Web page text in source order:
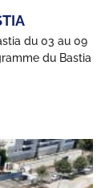
du 03 au 09
du Bastia